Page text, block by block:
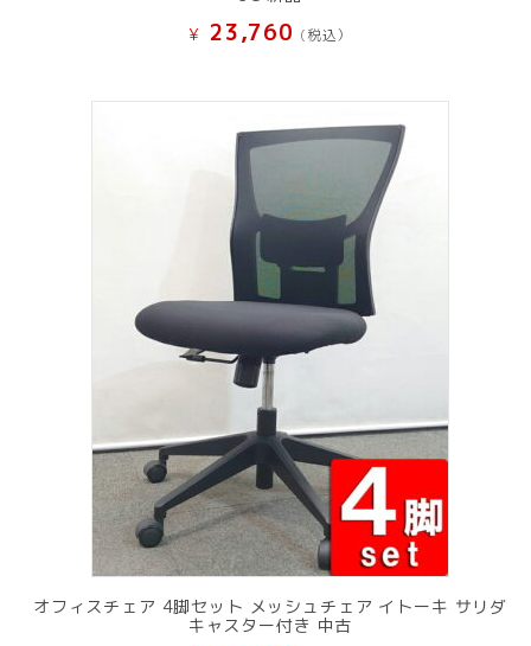
¥ 23,760 (税込）
オフィスチェア 4脚セット メッシュチェア イトーキ サリダ
キャスター付き 中古